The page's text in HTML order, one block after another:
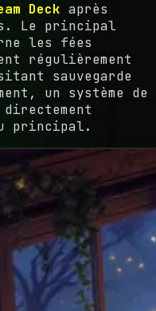
Deck après
Le principal
les fées
régulièrement
sauvegarde
un système de
principal.